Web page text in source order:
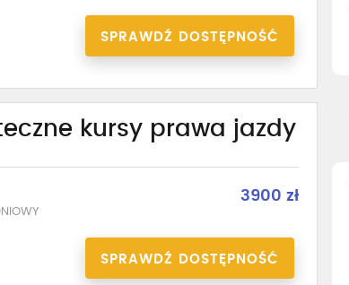
SPRAWDŹ DOSTĘPNOŚĆ
kursy prawa jazdy
3900 zł
SPRAWDŹ DOSTĘPNOŚĆ